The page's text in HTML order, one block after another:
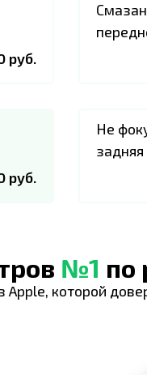
руб.
руб.
Не
задняя
№1 по
которой